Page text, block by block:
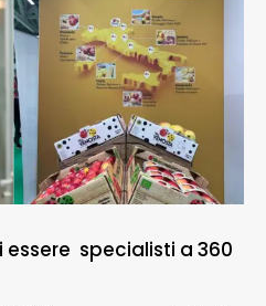
essere specialisti a 360